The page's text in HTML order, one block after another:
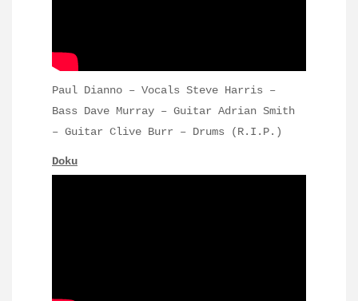
Paul Dianno – Vocals Steve Harris –
Bass Dave Murray – Guitar Adrian Smith
– Guitar Clive Burr – Drums (R.I.P.)
Doku